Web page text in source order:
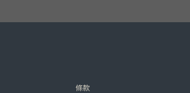
條款